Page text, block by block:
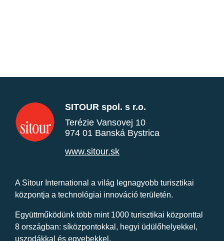
SITOUR spol. s r.o.
Terézie Vansovej 10
974 01 Banská Bystrica
www.sitour.sk
A Sitour International a világ legnagyobb turisztikai
központja a technológiai innováció területén.
Együttműködünk több mint 1000 turisztikai központtal
8 országban: síközpontokkal, hegyi üdülőhelyekkel,
uszodákkal és egyebekkel.